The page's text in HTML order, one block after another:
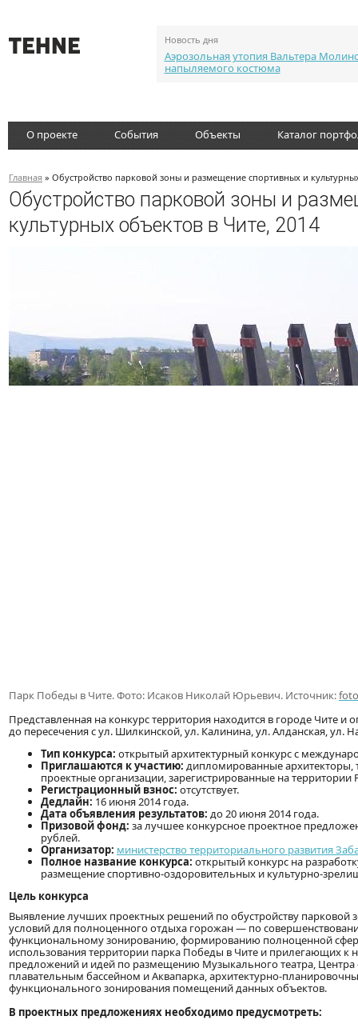
Новость дня
Аэрозольная утопия Вальтера
напыляемого костюма
О проекте События Объекты Каталог
Главная » Обустройство парковой зоны и размещение спортивных и
Обустройство парковой зоны и
культурных объектов в Чите, 2014
Парк Победы в Чите. Фото: Исаков Николай Юрьевич. Источник:
Представленная на конкурс территория находится в городе Чите и
до пересечения с ул. Шилкинской, ул. Калинина, ул. Алданская, ул.
Тип конкурса: открытый архитектурный конкурс с
Приглашаются к участию: дипломированные архитекторы,
проектные организации, зарегистрированные на территории
Регистрационный взнос: отсутствует.
Дедлайн: 16 июня 2014 года.
Дата объявления результатов: до 20 июня 2014 года.
Призовой фонд: за лучшее конкурсное проектное
рублей.
Организатор: министерство территориального развития
Полное название конкурса: открытый конкурс на
размещение спортивно-оздоровительных и культурно-
Цель конкурса
Выявление лучших проектных решений по обустройству
условий для полноценного отдыха горожан — по
функциональному зонированию, формированию полноценной
использования территории парка Победы в Чите и прилегающих
предложений и идей по размещению Музыкального театра, Центра
плавательным бассейном и Аквапарка, архитектурно-
функционального зонирования помещений данных объектов.
В проектных предложениях необходимо предусмотреть: